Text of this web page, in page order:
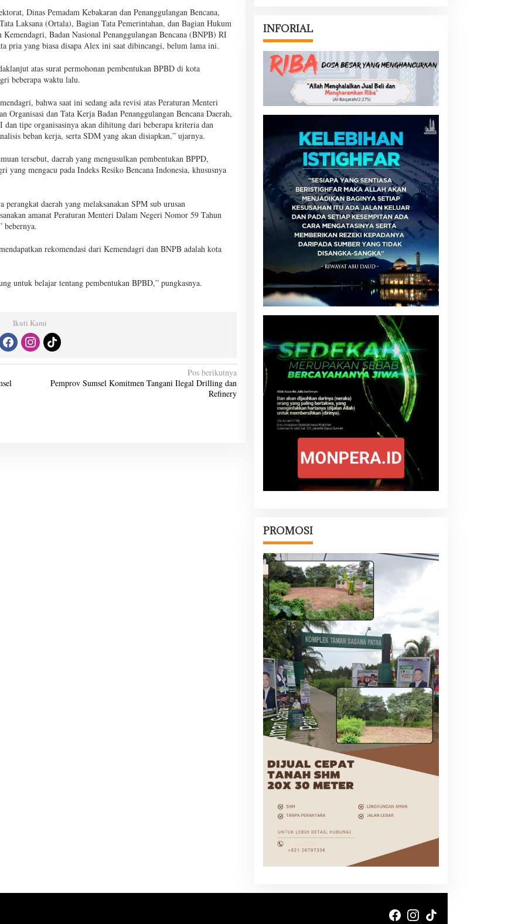
Dinas Pemadam Kebakaran dan Penanggulangan Bencana,
Laksana (Ortala), Bagian Tata Pemerintahan, dan Bagian Hukum
Badan Nasional Penanggulangan Bencana (BNPB) RI
pria yang biasa disapa Alex ini saat dibincangi, belum lama ini.
atas surat permohonan pembentukan BPBD di kota
beberapa waktu lalu.
bahwa saat ini sedang ada revisi atas Peraturan Menteri
dan Tata Kerja Badan Penanggulangan Bencana Daerah,
tipe organisasinya akan dihitung dari beberapa kriteria dan
beban kerja, serta SDM yang akan disiapkan,” ujarnya.
tersebut, daerah yang mengusulkan pembentukan BPPD,
yang mengacu pada Indeks Resiko Bencana Indonesia, khususnya
daerah yang melaksanakan SPM sub urusan
amanat Peraturan Menteri Dalam Negeri Nomor 59 Tahun
bebernya.
rekomendasi dari Kemendagri dan BNPB adalah kota
untuk belajar tentang pembentukan BPBD,” pungkasnya.
Ikuti Kami
Pos berikutnya
Pemprov Sumsel Komitmen Tangani Ilegal Drilling dan
Refinery
INFORIAL
PROMOSI